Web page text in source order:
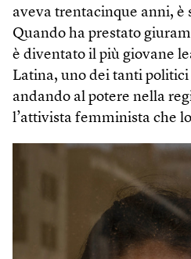
aveva trentacinque anni, è
Quando ha prestato
è diventato il più giovane
Latina, uno dei tanti
andando al potere nella
l’attivista femminista che